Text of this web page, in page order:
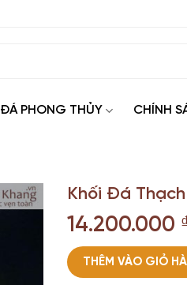
ĐÁ PHONG THỦY CHÍNH
Khối Đá
14.200.000
THÊM VÀO GIỎ